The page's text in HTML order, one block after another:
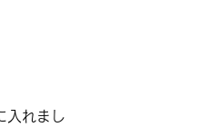
入れまし